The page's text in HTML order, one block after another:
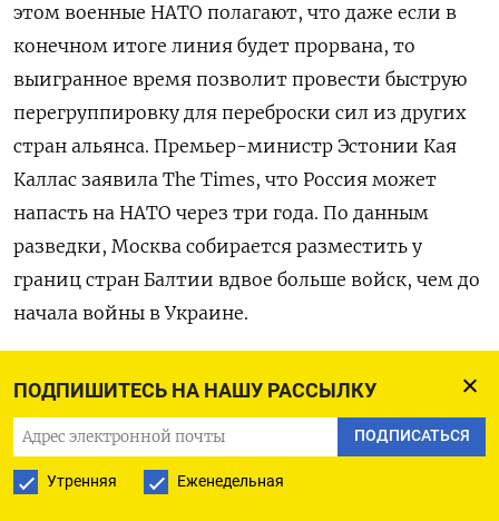
ПОДПИШИТЕСЬ НА НАШУ РАССЫЛКУ
ПОДПИСАТЬСЯ
Утренняя Еженедельная
этом военные НАТО полагают, что даже если в
конечном итоге линия будет прорвана, то
выигранное время позволит провести быструю
перегруппировку для переброски сил из других
стран альянса. Премьер-министр Эстонии Кая
Каллас заявила The Times, что Россия может
напасть на НАТО через три года. По данным
разведки, Москва собирается разместить у
границ стран Балтии вдвое больше войск, чем до
начала войны в Украине.
ПОДПИСАТЬСЯ НА ТЕЛЕГРАМ
ПОДПИСАТЬСЯ В GOOGLE